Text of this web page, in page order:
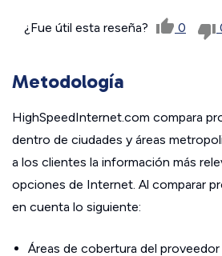
¿Fue útil esta reseña? 0
Metodología
HighSpeedInternet.com compara
dentro de ciudades y áreas
a los clientes la información más
opciones de Internet. Al comparar
en cuenta lo siguiente:
Áreas de cobertura del proveedor